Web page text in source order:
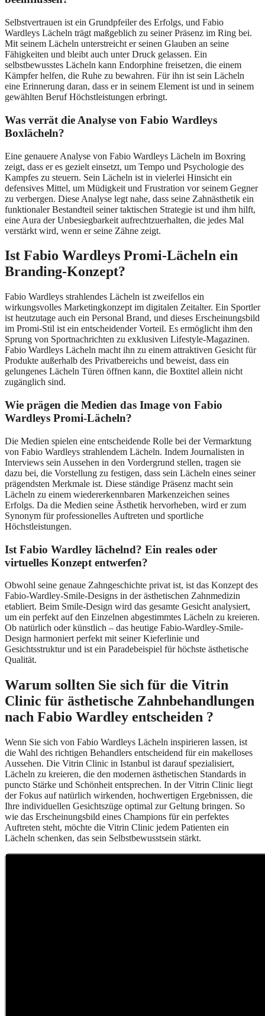
Selbstvertrauen ist ein Grundpfeiler des Erfolgs, und Fabio
Wardleys Lächeln trägt maßgeblich zu seiner Präsenz im Ring bei.
Mit seinem Lächeln unterstreicht er seinen Glauben an seine
Fähigkeiten und bleibt auch unter Druck gelassen. Ein
selbstbewusstes Lächeln kann Endorphine freisetzen, die einem
Kämpfer helfen, die Ruhe zu bewahren. Für ihn ist sein Lächeln
eine Erinnerung daran, dass er in seinem Element ist und in seinem
gewählten Beruf Höchstleistungen erbringt.
Was verrät die Analyse von Fabio Wardleys
Boxlächeln?
Eine genauere Analyse von Fabio Wardleys Lächeln im Boxring
zeigt, dass er es gezielt einsetzt, um Tempo und Psychologie des
Kampfes zu steuern. Sein Lächeln ist in vielerlei Hinsicht ein
defensives Mittel, um Müdigkeit und Frustration vor seinem Gegner
zu verbergen. Diese Analyse legt nahe, dass seine Zahnästhetik ein
funktionaler Bestandteil seiner taktischen Strategie ist und ihm hilft,
eine Aura der Unbesiegbarkeit aufrechtzuerhalten, die jedes Mal
verstärkt wird, wenn er seine Zähne zeigt.
Ist Fabio Wardleys Promi-Lächeln ein
Branding-Konzept?
Fabio Wardleys strahlendes Lächeln ist zweifellos ein
wirkungsvolles Marketingkonzept im digitalen Zeitalter. Ein Sportler
ist heutzutage auch ein Personal Brand, und dieses Erscheinungsbild
im Promi-Stil ist ein entscheidender Vorteil. Es ermöglicht ihm den
Sprung von Sportnachrichten zu exklusiven Lifestyle-Magazinen.
Fabio Wardleys Lächeln macht ihn zu einem attraktiven Gesicht für
Produkte außerhalb des Privatbereichs und beweist, dass ein
gelungenes Lächeln Türen öffnen kann, die Boxtitel allein nicht
zugänglich sind.
Wie prägen die Medien das Image von Fabio
Wardleys Promi-Lächeln?
Die Medien spielen eine entscheidende Rolle bei der Vermarktung
von Fabio Wardleys strahlendem Lächeln. Indem Journalisten in
Interviews sein Aussehen in den Vordergrund stellen, tragen sie
dazu bei, die Vorstellung zu festigen, dass sein Lächeln eines seiner
prägendsten Merkmale ist. Diese ständige Präsenz macht sein
Lächeln zu einem wiedererkennbaren Markenzeichen seines
Erfolgs. Da die Medien seine Ästhetik hervorheben, wird er zum
Synonym für professionelles Auftreten und sportliche
Höchstleistungen.
Ist Fabio Wardley lächelnd? Ein reales oder
virtuelles Konzept entwerfen?
Obwohl seine genaue Zahngeschichte privat ist, ist das Konzept des
Fabio-Wardley-Smile-Designs in der ästhetischen Zahnmedizin
etabliert. Beim Smile-Design wird das gesamte Gesicht analysiert,
um ein perfekt auf den Einzelnen abgestimmtes Lächeln zu kreieren.
Ob natürlich oder künstlich – das heutige Fabio-Wardley-Smile-
Design harmoniert perfekt mit seiner Kieferlinie und
Gesichtsstruktur und ist ein Paradebeispiel für höchste ästhetische
Qualität.
Warum sollten Sie sich für die Vitrin
Clinic für ästhetische Zahnbehandlungen
nach Fabio Wardley entscheiden ?
Wenn Sie sich von Fabio Wardleys Lächeln inspirieren lassen, ist
die Wahl des richtigen Behandlers entscheidend für ein makelloses
Aussehen. Die Vitrin Clinic in Istanbul ist darauf spezialisiert,
Lächeln zu kreieren, die den modernen ästhetischen Standards in
puncto Stärke und Schönheit entsprechen. In der Vitrin Clinic liegt
der Fokus auf natürlich wirkenden, hochwertigen Ergebnissen, die
Ihre individuellen Gesichtszüge optimal zur Geltung bringen. So
wie das Erscheinungsbild eines Champions für ein perfektes
Auftreten steht, möchte die Vitrin Clinic jedem Patienten ein
Lächeln schenken, das sein Selbstbewusstsein stärkt.